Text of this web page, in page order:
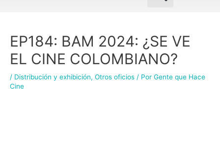
EP184: BAM 2024: ¿SE VE
EL CINE COLOMBIANO?
/ Distribución y exhibición, Otros oficios / Por Gente que Hace
Cine
de
entradas